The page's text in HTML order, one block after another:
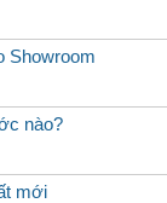
Showroom
nào?
mới